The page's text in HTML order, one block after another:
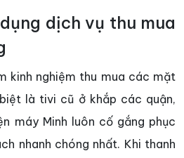
dịch vụ thu mua
kinh nghiệm thu mua các mặt
là tivi cũ ở khắp các quận,
máy Minh luôn cố gắng phục
nhanh chóng nhất. Khi thanh